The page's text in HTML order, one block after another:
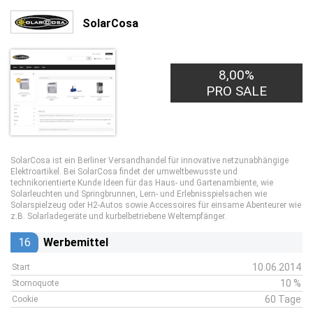
SolarCosa
8,00%
PRO SALE
SolarCosa ist ein Berliner Versandhandel für innovative netzunabhängige
Elektroartikel. Bei SolarCosa findet der umweltbewusste und
technikorientierte Kunde Ideen für das Haus- und Gartenambiente, wie
Solarleuchten und Springbrunnen, Lern- und Erlebnisspielsachen wie
Solarspielzeug oder H2-Autos sowie Accessoires für einsame Abenteurer wie
z.B. Solarladegeräte und kurbelbetriebene Weltempfänger.
16 Werbemittel
Start 10.06.2014
Stornoquote 10 %
Cookie 60 Tage